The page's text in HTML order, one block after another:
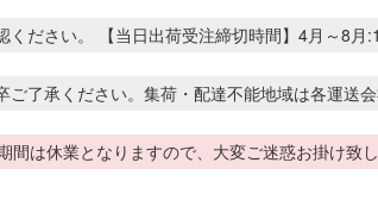
ください。 【当日出荷受注締切時間】4月～8
了承ください。集荷・配達不能地域は各運送
は休業となりますので、大変ご迷惑お掛け致